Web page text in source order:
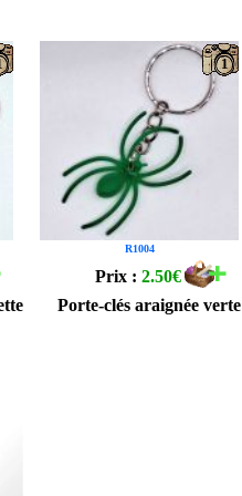
R1004
1
Prix :2.50€
Porte-clés araignée verte